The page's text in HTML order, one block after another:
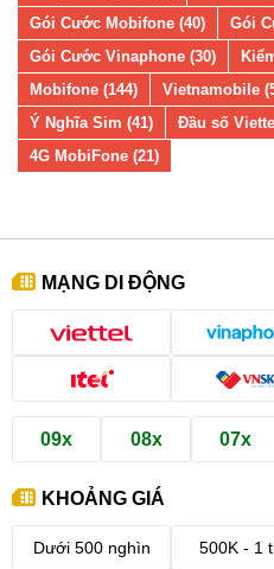
Gói Cước Mobifone (40)
Gói
Gói Cước Vinaphone (30)
Mobifone (144)
Vietnamobile
Ý Nghĩa Sim (41)
Đầu số
4G MobiFone (21)
MẠNG DI ĐỘNG
09x 08x 07x
KHOẢNG GIÁ
Dưới 500 nghìn 500K - 1